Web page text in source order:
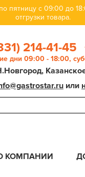
пятницу с 09:00 до
отгрузки товара.
214-41-45
дни 09:00 - 18:00,
или
КОМПАНИИ